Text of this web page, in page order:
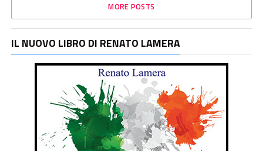
MORE POSTS
IL NUOVO LIBRO DI RENATO LAMERA